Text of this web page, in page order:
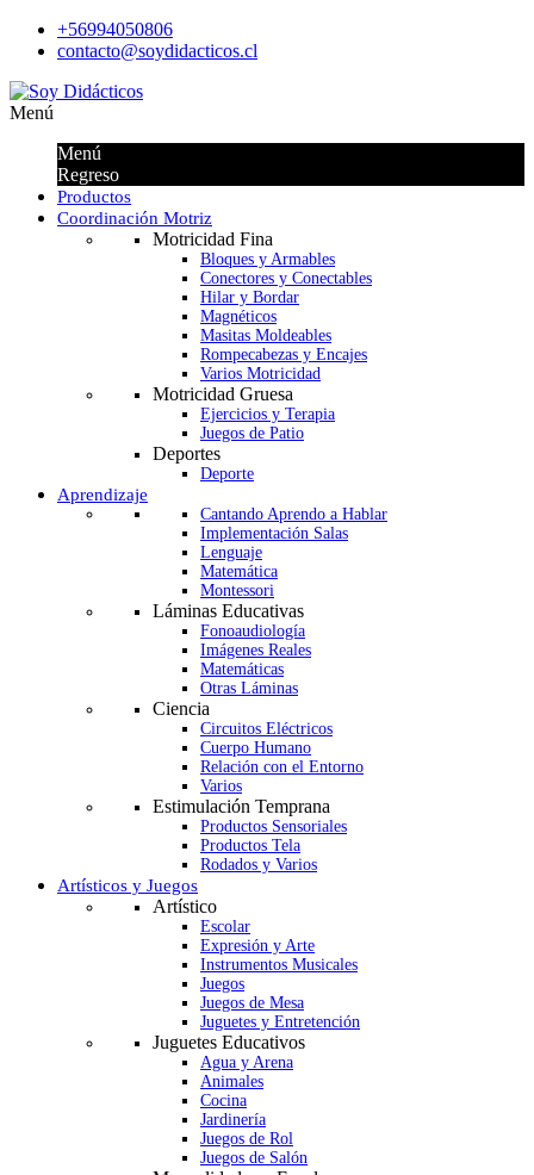
+56994050806
contacto@soydidacticos.cl
Menú
Menú
Regreso
Productos
Coordinación Motriz
Motricidad Fina
Bloques y Armables
Conectores y Conectables
Hilar y Bordar
Magnéticos
Masitas Moldeables
Rompecabezas y Encajes
Varios Motricidad
Motricidad Gruesa
Ejercicios y Terapia
Juegos de Patio
Deportes
Deporte
Aprendizaje
Cantando Aprendo a Hablar
Implementación Salas
Lenguaje
Matemática
Montessori
Láminas Educativas
Fonoaudiología
Imágenes Reales
Matemáticas
Otras Láminas
Ciencia
Circuitos Eléctricos
Cuerpo Humano
Relación con el Entorno
Varios
Estimulación Temprana
Productos Sensoriales
Productos Tela
Rodados y Varios
Artísticos y Juegos
Artístico
Escolar
Expresión y Arte
Instrumentos Musicales
Juegos
Juegos de Mesa
Juguetes y Entretención
Juguetes Educativos
Agua y Arena
Animales
Cocina
Jardinería
Juegos de Rol
Juegos de Salón